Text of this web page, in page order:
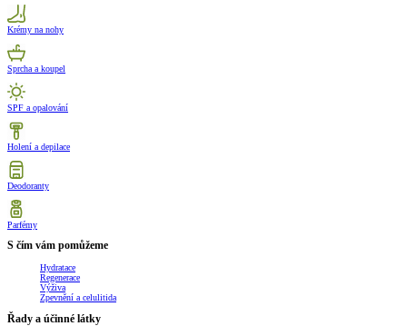
Krémy na nohy
Sprcha a koupel
SPF a opalování
Holení a depilace
Deodoranty
Parfémy
S čím vám pomůžeme
Hydratace
Regenerace
Výživa
Zpevnění a celulitida
Řady a účinné látky